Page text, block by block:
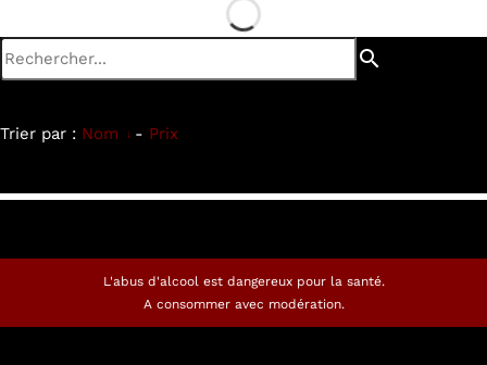
search
Trier par : Nom - Prix
L'abus d'alcool est dangereux pour la santé.
A consommer avec modération.